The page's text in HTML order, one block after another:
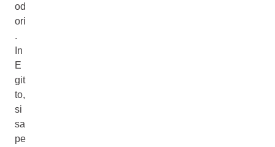
od
ori
.
In
E
git
to,
si
sa
pe